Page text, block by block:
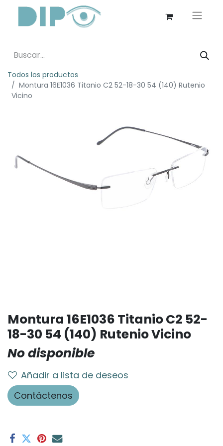
Todos los productos
Montura 16E1036 Titanio C2 52-18-30 54 (140) Rutenio
Vicino
Montura 16E1036 Titanio C2 52-
18-30 54 (140) Rutenio Vicino
No disponible
Añadir a lista de deseos
Contáctenos